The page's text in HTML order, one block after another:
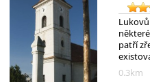
patří
0.3km